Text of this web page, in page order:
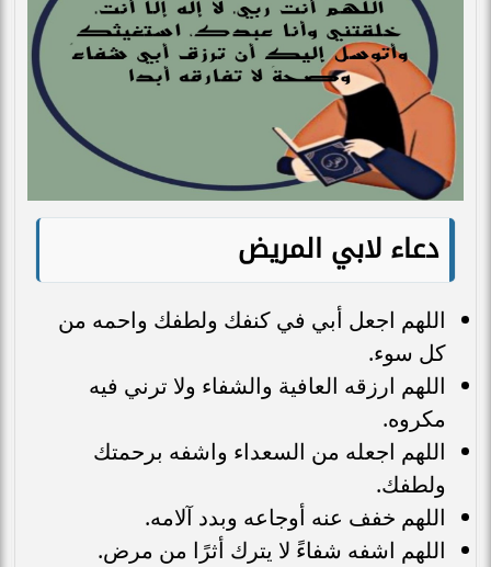
دعاء لابي المريض
اللهم اجعل أبي في كنفك ولطفك واحمه من
كل سوء.
اللهم ارزقه العافية والشفاء ولا ترني فيه
مكروه.
اللهم اجعله من السعداء واشفه برحمتك
ولطفك.
اللهم خفف عنه أوجاعه وبدد آلامه.
اللهم اشفه شفاءً لا يترك أثرًا من مرض.